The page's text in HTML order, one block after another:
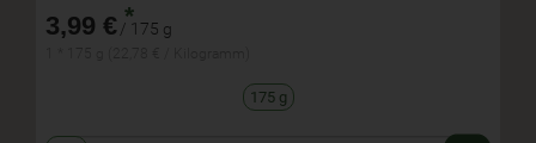
3,99 € *
/ 175 g
175 g